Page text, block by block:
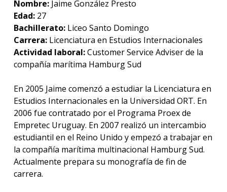
de la
Nombre:Jaime González Presto
Edad:27
Bachillerato:Liceo Santo Domingo
Carrera:Licenciatura en Estudios Internacionales
Actividad laboral:Customer Service Adviser de la
compañía marítima Hamburg Sud
En 2005 Jaime comenzó a estudiar la Licenciatura en
Estudios Internacionales en la Universidad ORT. En
2006 fue contratado por el Programa Proex de
Empretec Uruguay. En 2007 realizó un intercambio
estudiantil en el Reino Unido y empezó a trabajar en
la compañía marítima multinacional Hamburg Sud.
Actualmente prepara su monografía de fin de
carrera.